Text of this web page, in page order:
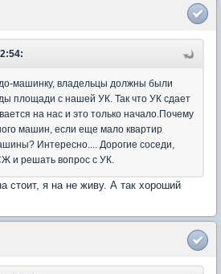
машинку, владельцы должны были
площади с нашей УК. Так что УК сдает
на нас и это только начало.Почему
машин, если еще мало квартир
Интересно.... Дорогие соседи,
и решать вопрос с УК.
стоит, я на не живу. А так хороший